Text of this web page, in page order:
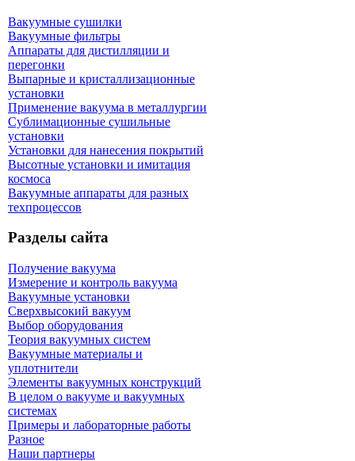
Вакуумные сушилки
Вакуумные фильтры
Аппараты для дистилляции и
перегонки
Выпарные и кристаллизационные
установки
Применение вакуума в металлургии
Сублимационные сушильные
установки
Установки для нанесения покрытий
Высотные установки и имитация
космоса
Вакуумные аппараты для разных
техпроцессов
Разделы сайта
Получение вакуума
Измерение и контроль вакуума
Вакуумные установки
Сверхвысокий вакуум
Выбор оборудования
Теория вакуумных систем
Вакуумные материалы и
уплотнители
Элементы вакуумных конструкций
В целом о вакууме и вакуумных
системах
Примеры и лабораторные работы
Разное
Наши партнеры